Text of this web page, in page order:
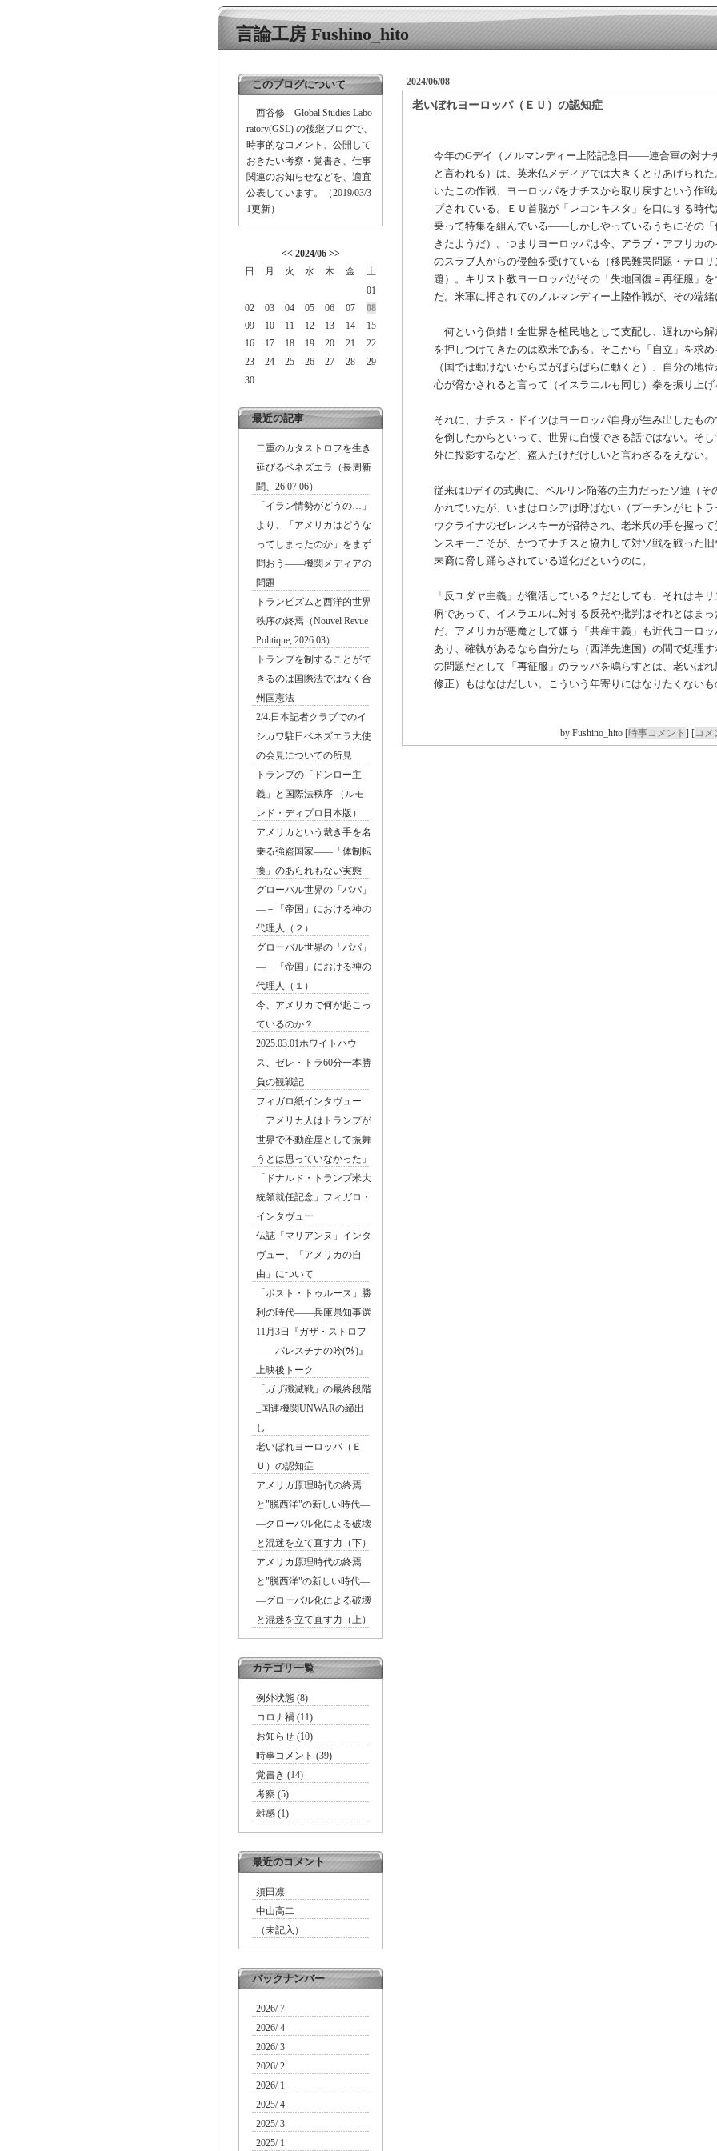
言論工房 Fushino_hito
このブログについて
西谷修―Global Studies Labo
ratory(GSL) の後継ブログで、
時事的なコメント、公開して
おきたい考察・覚書き、仕事
関連のお知らせなどを、適宜
公表しています。（2019/03/3
1更新）
<< 2024/06 >>
日
月 火 水 木 金
土
01
02
03 04 05 06 07
08
09
10 11 12 13 14
15
16
17 18 19 20 21
22
23
24 25 26 27 28
29
30
最近の記事
二重のカタストロフを生き
延びるベネズエラ（長周新
聞、26.07.06）
「イラン情勢がどうの…」
より、「アメリカはどうな
ってしまったのか」をまず
問おう――機関メディアの
問題
トランピズムと西洋的世界
秩序の終焉（Nouvel Revue
Politique, 2026.03）
トランプを制することがで
きるのは国際法ではなく合
州国憲法
2/4.日本記者クラブでのイ
シカワ駐日ベネズエラ大使
の会見についての所見
トランプの「ドンロー主
義」と国際法秩序 （ルモ
ンド・ディプロ日本版）
アメリカという裁き手を名
乗る強盗国家――「体制転
換」のあられもない実態
グローバル世界の「パパ」
―－「帝国」における神の
代理人（２）
グローバル世界の「パパ」
―－「帝国」における神の
代理人（１）
今、アメリカで何が起こっ
ているのか？
2025.03.01ホワイトハウ
ス、ゼレ・トラ60分一本勝
負の観戦記
フィガロ紙インタヴュー
「アメリカ人はトランプが
世界で不動産屋として振舞
うとは思っていなかった」
「ドナルド・トランプ米大
統領就任記念」フィガロ・
インタヴュー
仏誌「マリアンヌ」インタ
ヴュー、「アメリカの自
由」について
「ボスト・トゥルース」勝
利の時代――兵庫県知事選
11月3日『ガザ・ストロフ
――パレスチナの吟(ｳﾀ)』
上映後トーク
「ガザ殲滅戦」の最終段階
_国連機関UNWARの締出
し
老いぼれヨーロッパ（Ｅ
Ｕ）の認知症
アメリカ原理時代の終焉
と"脱西洋"の新しい時代―
―グローバル化による破壊
と混迷を立て直す力（下）
アメリカ原理時代の終焉
と"脱西洋"の新しい時代―
―グローバル化による破壊
と混迷を立て直す力（上）
カテゴリ一覧
例外状態 (8)
コロナ禍 (11)
お知らせ (10)
時事コメント (39)
覚書き (14)
考察 (5)
雑感 (1)
最近のコメント
須田凛
中山高二
（未記入）
バックナンバー
2026/ 7
2026/ 4
2026/ 3
2026/ 2
2026/ 1
2025/ 4
2025/ 3
2025/ 1
老いぼれヨーロッパ（ＥＵ）の認知症
2024/06/08
今年のGデイ（ノルマンディー上陸記念日――連合軍の対ナ
と言われる）は、英米仏メディアでは大きくとりあげられ
いたこの作戦、ヨーロッパをナチスから取り戻すという作
プされている。ＥＵ首脳が「レコンキスタ」を口にする時
乗って特集を組んでいる――しかしやっているうちにその「
きたようだ）。つまりヨーロッパは今、アラブ・アフリカ
のスラブ人からの侵蝕を受けている（移民難民問題・テロ
題）。キリスト教ヨーロッパがその「失地回復＝再征服」
だ。米軍に押されてのノルマンディー上陸作戦が、その端緒
何という倒錯！全世界を植民地として支配し、遅れから解
を押しつけてきたのは欧米である。そこから「自立」を求め
（国では動けないから民がばらばらに動くと）、自分の地
心が脅かされると言って（イスラエルも同じ）拳を振り上げ
それに、ナチス・ドイツはヨーロッパ自身が生み出したも
を倒したからといって、世界に自慢できる話ではない。そ
外に投影するなど、盗人たけだけしいと言わざるをえない。
従来はDデイの式典に、ベルリン陥落の主力だったソ連（そ
かれていたが、いまはロシアは呼ばない（プーチンがヒト
ウクライナのゼレンスキーが招待され、老米兵の手を握っ
ンスキーこそが、かつてナチスと協力して対ソ戦を戦った
末裔に脅し踊らされている道化だというのに。
「反ユダヤ主義」が復活している？だとしても、それはキ
痾であって、イスラエルに対する反発や批判はそれとはま
だ。アメリカが悪魔として嫌う「共産主義」も近代ヨーロ
あり、確執があるなら自分たち（西洋先進国）の間で処理
の問題だとして「再征服」のラッパを鳴らすとは、老いぼ
修正）もはなはだしい。こういう年寄りにはなりたくないも
by Fushino_hito [時事コメント ] [コメ